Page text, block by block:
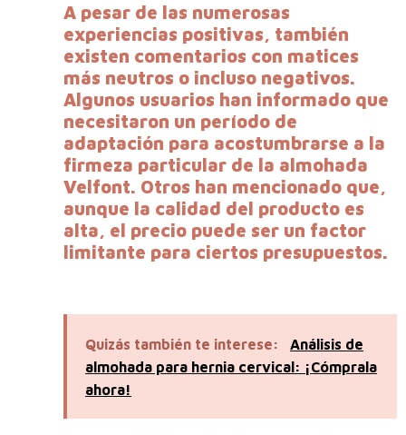
A pesar de las numerosas
experiencias positivas, también
existen comentarios con matices
más neutros o incluso negativos.
Algunos usuarios han informado que
necesitaron un período de
adaptación para acostumbrarse a la
firmeza particular de la almohada
Velfont. Otros han mencionado que,
aunque la calidad del producto es
alta, el precio puede ser un factor
limitante para ciertos presupuestos.
Quizás también te interese:
Análisis de
almohada para hernia cervical: ¡Cómprala
ahora!